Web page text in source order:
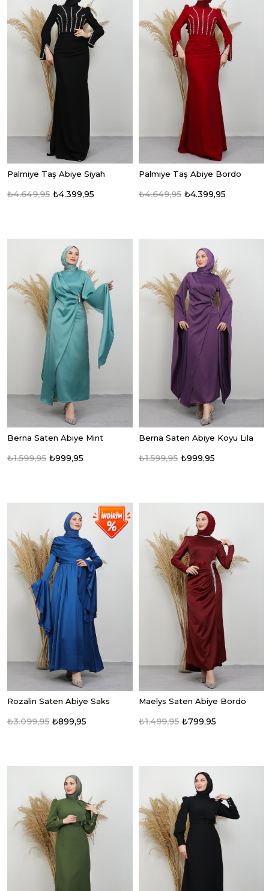
Palmiye Taş Abiye Siyah
₺4.399,95
₺4.649,95
Palmiye Taş Abiye Bordo
₺4.399,95
₺4.649,95
Berna Saten Abiye Mint
₺999,95
₺1.599,95
Berna Saten Abiye Koyu Lila
₺999,95
₺1.599,95
Rozalin Saten Abiye Saks
₺899,95
₺3.099,95
Maelys Saten Abiye Bordo
₺799,95
₺1.499,95